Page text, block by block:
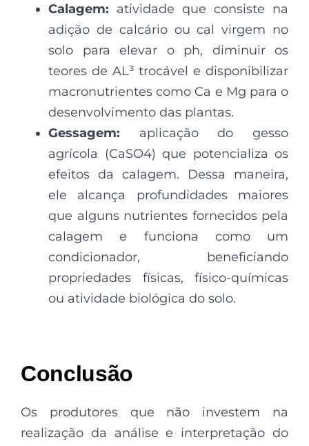
Calagem: atividade que consiste na
adição de calcário ou cal virgem no
solo para elevar o ph, diminuir os
teores de AL³ trocável e disponibilizar
macronutrientes como Ca e Mg para o
desenvolvimento das plantas.
Gessagem: aplicação do gesso
agrícola (CaSO4) que potencializa os
efeitos da calagem. Dessa maneira,
ele alcança profundidades maiores
que alguns nutrientes fornecidos pela
calagem e funciona como um
condicionador, beneficiando
propriedades físicas, físico-químicas
ou atividade biológica do solo.
Conclusão
Os produtores que não investem na
realização da análise e interpretação do